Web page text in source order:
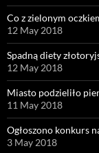
Co z zielonym
12 May 2018
Spadną diety
12 May 2018
Miasto podzieliło
11 May 2018
Ogłoszono konkurs
3 May 2018